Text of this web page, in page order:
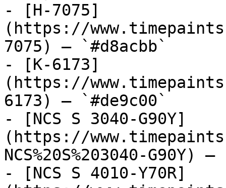
- [H-7075]
(https://
7075) — `#d8acbb`
- [K-6173]
(https://
6173) — `#de9c00`
- [NCS S 3040-G90Y]
(https://
NCS%20S%203040-G90Y)
- [NCS S 4010-Y70R]